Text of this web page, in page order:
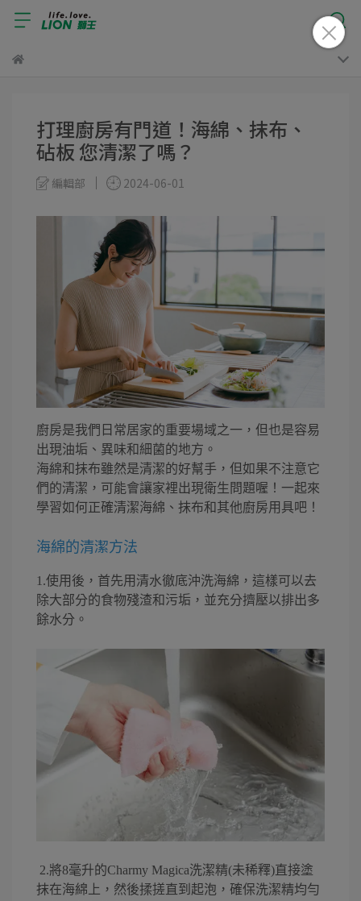
打理廚房有門道！海綿、抹布、
砧板 您清潔了嗎？
編輯部 2024-06-01
廚房是我們日常居家的重要場域之一，但也是容易
出現油垢、異味和細菌的地方。
海綿和抹布雖然是清潔的好幫手，但如果不注意它
們的清潔，可能會讓家裡出現衛生問題喔！一起來
學習如何正確清潔海綿、抹布和其他廚房用具吧！
海綿的清潔方法
1.使用後，首先用清水徹底沖洗海綿，這樣可以去
除大部分的食物殘渣和污垢，並充分擠壓以排出多
餘水分。
2.將8毫升的Charmy Magica洗潔精(未稀釋)直接塗
抹在海綿上，然後揉搓直到起泡，確保洗潔精均勻